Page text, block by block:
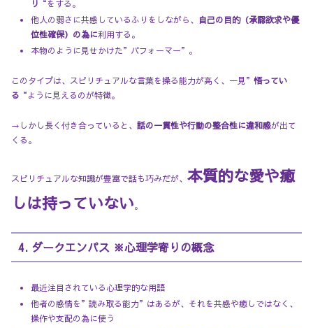
リ “をする。
他人の弱さに共感しているふりをしながら、
自己の目的（承認欲求や優
位性確保）の為に利用する。
本物のように見せかけた”パフォーマー”。
このタイプは、スピリチュアルな言葉を操る能力が高く、一見” 悟ってい
る “ように見えるのが特徴。
→しかし長く付き合っていると、 話の一貫性や行動の整合性に違和感が出て
くる。
スピリチュアルな知識が豊富で話も巧みだが、 本質的な愛や癒
しは持っていない。
4. ダークエンパス ※心理学寄りの概念
最近注目されている心理学的な用語
他者の感情を”読み取る能力”はあるが、それを共感や癒しではなく、
操作や支配の為に使う